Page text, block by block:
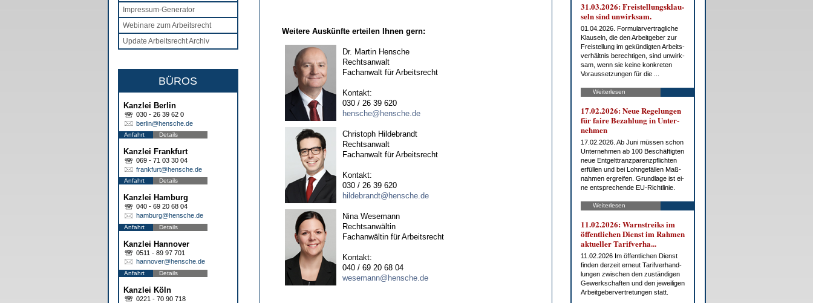
Impressum-Generator
Webinare zum Arbeitsrecht
Update Arbeitsrecht Archiv
BÜROS
Kanzlei Berlin
030 - 26 39 62 0
berlin@hensche.de
Anfahrt Details
Kanzlei Frankfurt
069 - 71 03 30 04
frankfurt@hensche.de
Anfahrt Details
Kanzlei Hamburg
040 - 69 20 68 04
hamburg@hensche.de
Anfahrt Details
Kanzlei Hannover
0511 - 89 97 701
hannover@hensche.de
Anfahrt Details
Kanzlei Köln
0221 - 70 90 718
Weitere Auskünfte erteilen Ihnen gern:
Dr. Martin Hensche
Rechtsanwalt
Fachanwalt für Arbeitsrecht
Kontakt:
030 / 26 39 620
hensche@hensche.de
Christoph Hildebrandt
Rechtsanwalt
Fachanwalt für Arbeitsrecht
Kontakt:
030 / 26 39 620
hildebrandt@hensche.de
Nina Wesemann
Rechtsanwältin
Fachanwältin für Arbeitsrecht
Kontakt:
040 / 69 20 68 04
wesemann@hensche.de
31.03.2026: Frei­stel­lungs­klau­
seln sind un­wirk­sam.
01.04.2026. For­mu­lar­ver­trag­li­che
Klau­seln, die den Ar­beit­ge­ber zur
Frei­stel­lung im ge­kün­dig­ten Ar­beits­
ver­hält­nis be­rech­ti­gen, sind un­wirk­
sam, wenn sie kei­ne kon­kre­ten
Vor­aus­set­zun­gen für die ...
Weiterlesen
17.02.2026: Neue Re­ge­lun­gen
für fai­re Be­zah­lung in Un­ter­
neh­men
17.02.2026. Ab Ju­ni müs­sen schon
Un­ter­neh­men ab 100 Be­schäf­tig­ten
neue Ent­gelt­tranz­pa­renz­pflich­ten
er­fül­len und bei Lohn­ge­fäl­len Maß­
nah­men er­grei­fen. Grund­la­ge ist ei­
ne ent­spre­chen­de EU-Richt­li­nie.
Weiterlesen
11.02.2026: Warn­streiks im
öf­fent­li­chen Dienst im Rah­men
ak­tu­el­ler Ta­rif­ver­ha...
11.02.2026 Im öf­fent­li­chen Dienst
fin­den der­zeit er­neut Ta­rif­ver­hand­
lun­gen zwi­schen den zu­stän­di­gen
Ge­werk­schaf­ten und den je­wei­li­gen
Ar­beit­ge­ber­ver­tre­tun­gen statt.